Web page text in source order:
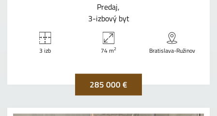
Predaj
3-izbový byt
3 izb 74 m2 Bratislava-Ružinov
285 000 €